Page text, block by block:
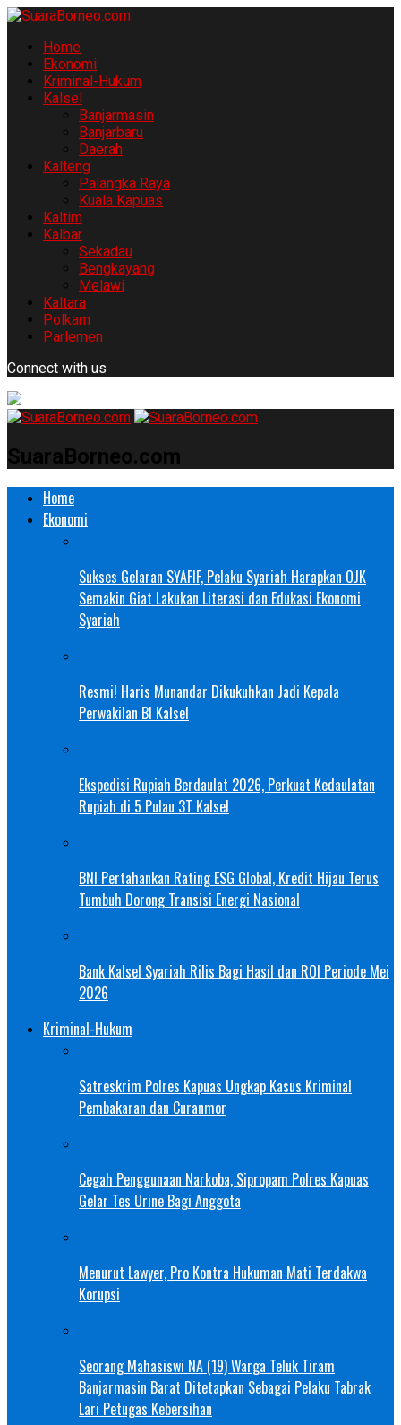
Home
Ekonomi
Kriminal-Hukum
Kalsel
Banjarmasin
Banjarbaru
Daerah
Kalteng
Palangka Raya
Kuala Kapuas
Kaltim
Kalbar
Sekadau
Bengkayang
Melawi
Kaltara
Polkam
Parlemen
Connect with us
SuaraBorneo.com
Home
Ekonomi
Sukses Gelaran SYAFIF, Pelaku Syariah Harapkan OJK
Semakin Giat Lakukan Literasi dan Edukasi Ekonomi
Syariah
Resmi! Haris Munandar Dikukuhkan Jadi Kepala
Perwakilan BI Kalsel
Ekspedisi Rupiah Berdaulat 2026, Perkuat Kedaulatan
Rupiah di 5 Pulau 3T Kalsel
BNI Pertahankan Rating ESG Global, Kredit Hijau Terus
Tumbuh Dorong Transisi Energi Nasional
Bank Kalsel Syariah Rilis Bagi Hasil dan ROI Periode Mei
2026
Kriminal-Hukum
Satreskrim Polres Kapuas Ungkap Kasus Kriminal
Pembakaran dan Curanmor
Cegah Penggunaan Narkoba, Sipropam Polres Kapuas
Gelar Tes Urine Bagi Anggota
Menurut Lawyer, Pro Kontra Hukuman Mati Terdakwa
Korupsi
Seorang Mahasiswi NA (19) Warga Teluk Tiram
Banjarmasin Barat Ditetapkan Sebagai Pelaku Tabrak
Lari Petugas Kebersihan